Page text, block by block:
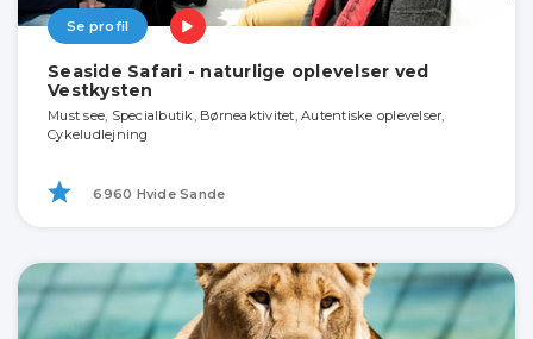
Se profil
Seaside Safari - naturlige oplevelser ved
Vestkysten
Must see, Specialbutik, Børneaktivitet, Autentiske oplevelser,
Cykeludlejning
6960 Hvide Sande